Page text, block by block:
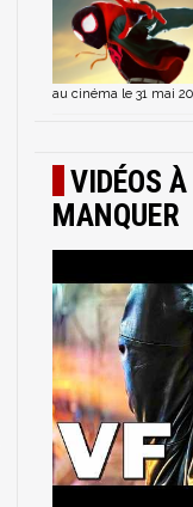
au cinéma le 31 mai
VIDÉOS
MANQUER